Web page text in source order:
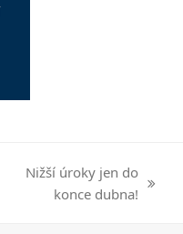
Nižší úroky jen do
konce dubna!